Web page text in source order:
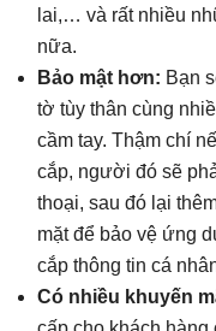
lai,… và rất nhiều
nữa.
Bảo mật hơn: Bạn
tờ tùy thân cùng
cầm tay. Thậm chí
cắp, người đó sẽ
thoại, sau đó lại
mặt để bảo vệ ứng
cắp thông tin cá
Có nhiều khuyến